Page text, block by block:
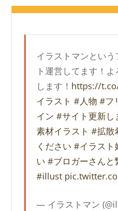
イラストマンとい
ト運営してます！
します！ https://
イラスト #人物 #フ
イン #サイト更新し
素材イラスト #拡散
ください #イラスト
い #ブロガーさんと
#illust
— イラストマン